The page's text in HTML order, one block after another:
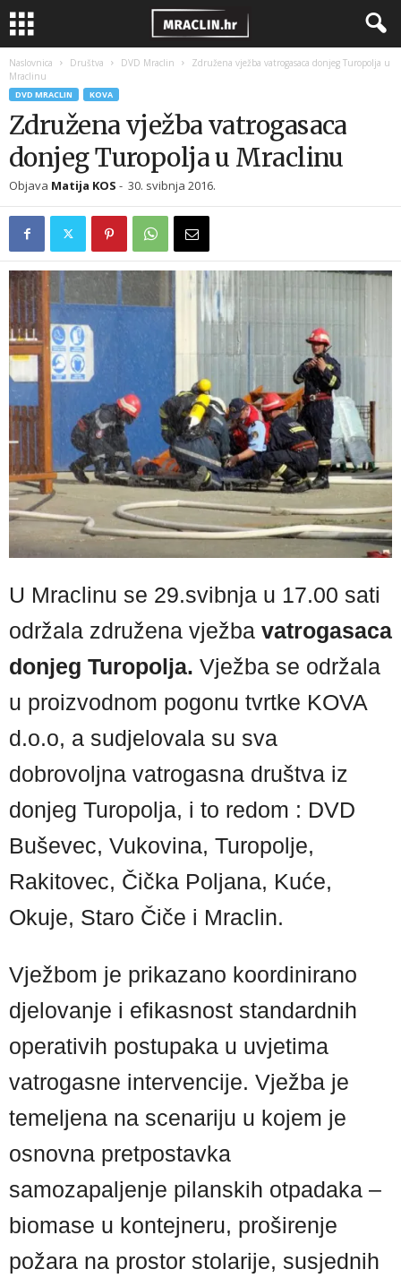
Naslovnica Društva DVD Mraclin
Združena vježba vatrogasaca donjeg Turopolja u
Mraclinu
DVD MRACLIN KOVA
Združena vježba vatrogasaca
donjeg Turopolja u Mraclinu
Objava Matija KOS - 30. svibnja 2016.
U Mraclinu se 29.svibnja u 17.00 sati
održala združena vježba vatrogasaca
donjeg Turopolja. Vježba se održala
u proizvodnom pogonu tvrtke KOVA
d.o.o, a sudjelovala su sva
dobrovoljna vatrogasna društva iz
donjeg Turopolja, i to redom : DVD
Buševec, Vukovina, Turopolje,
Rakitovec, Čička Poljana, Kuće,
Okuje, Staro Čiče i Mraclin.
Vježbom je prikazano koordinirano
djelovanje i efikasnost standardnih
operativih postupaka u uvjetima
vatrogasne intervencije. Vježba je
temeljena na scenariju u kojem je
osnovna pretpostavka
samozapaljenje pilanskih otpadaka –
biomase u kontejneru, proširenje
požara na prostor stolarije, susjednih